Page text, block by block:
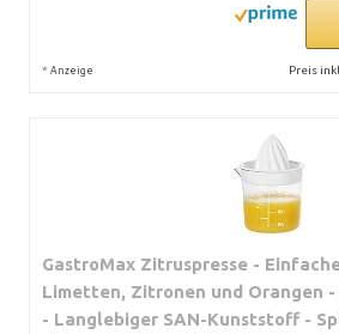
* Anzeige Preis
GastroMax Zitruspresse -
Limetten, Zitronen und Orangen
- Langlebiger SAN-Kunststoff -